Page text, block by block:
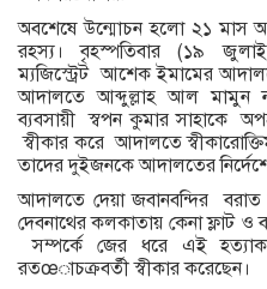
অবশেষে উন্মোচন হলো ২১ মাস
রহস্য। বৃহস্পতিবার (১৯
ম্যজিস্ট্রেট আশেক ইমামের
আদালতে আব্দুল্লাহ আল মামুন
ব্যবসায়ী স্বপন কুমার সাহাকে
স্বীকার করে আদালতে
তাদের দুইজনকে আদালতের নির্দেশে
আদালতে দেয়া জবানবন্দির বরাত
দেবনাথের কলকাতায় কেনা ফ্লাট
সম্পর্কে জের ধরে এই
রতœাচক্রবর্তী স্বীকার করেছেন।